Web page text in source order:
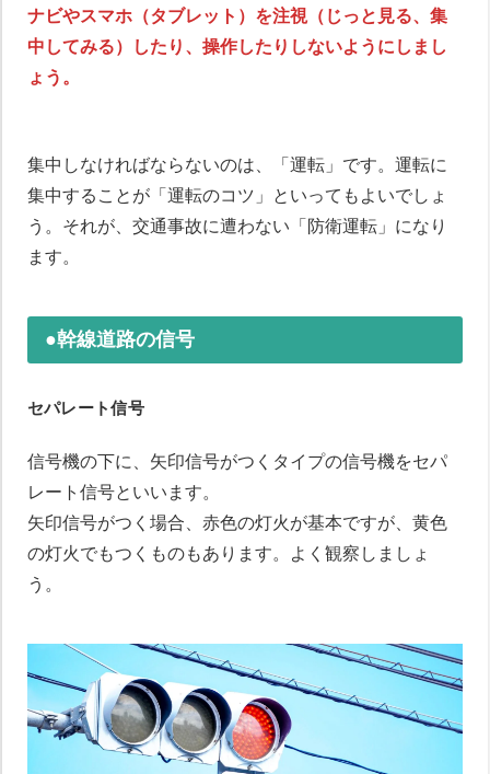
ナビやスマホ（タブレット）を注視（じっと見る、集
中してみる）したり、操作したりしないようにしまし
ょう。
集中しなければならないのは、「運転」です。運転に
集中することが「運転のコツ」といってもよいでしょ
う。それが、交通事故に遭わない「防衛運転」になり
ます。
●幹線道路の信号
セパレート信号
信号機の下に、矢印信号がつくタイプの信号機をセパ
レート信号といいます。
矢印信号がつく場合、赤色の灯火が基本ですが、黄色
の灯火でもつくものもあります。よく観察しましょ
う。